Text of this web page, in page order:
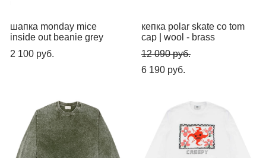
шапка monday mice
inside out beanie grey
2 100 pуб.
кепка polar skate co tom
cap | wool - brass
12 090 pуб.
6 190 pуб.